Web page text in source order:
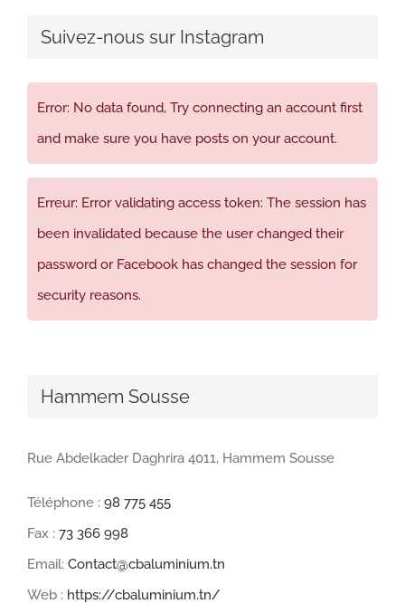
Suivez-nous sur Instagram
Error: No data found, Try connecting an account first
and make sure you have posts on your account.
Erreur: Error validating access token: The session has
been invalidated because the user changed their
password or Facebook has changed the session for
security reasons.
Hammem Sousse
Rue Abdelkader Daghrira 4011, Hammem Sousse
Téléphone : 98 775 455
Fax : 73 366 998
Email: Contact@cbaluminium.tn
Web : https://cbaluminium.tn/